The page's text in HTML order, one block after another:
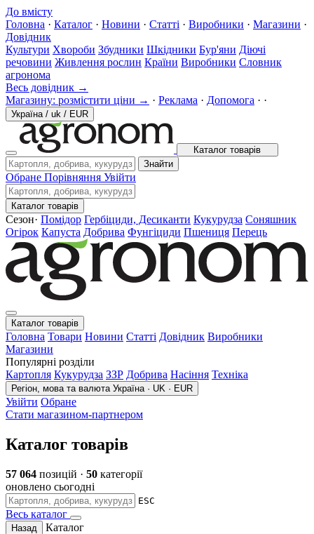
До вмісту
Головна · Каталог · Новини · Статті · Виробники · Магазини ·
Довідник
Культури Хвороби Збудники Шкідники Бур'яни Діючі
речовини Живлення рослин Країни Виробники Словник
агронома
Весь довідник →
Магазину: розмістити ціни → · Реклама · Допомога · ·
Україна / uk / EUR
Каталог товарів
Знайти
Обране Порівняння Увійти
Каталог товарів
Сезон· Помідор Гербіциди, Десиканти Кукурудза Соняшник
Огірок Капуста Добрива Фунгіциди Пшениця Перець
Каталог товарів
Головна Товари Новини Статті Довідник Виробники
Магазини
Популярні розділи
Картопля Кукурудза ЗЗР Добрива Насіння Техніка
Регіон, мова та валюта Україна · UK · EUR
Увійти Обране
Стати магазином-партнером
Каталог товарів
57 064 позицій · 50 категорії
оновлено сьогодні
ESC
Весь каталог
Назад
Каталог